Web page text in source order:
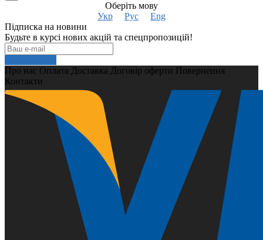
Оберіть мову
Укр
Рус
Eng
Підписка на новини
Будьте в курсі нових акцій та спецпропозицій!
Про нас Оплата Доставка Договір оферти Повернення
Контакти